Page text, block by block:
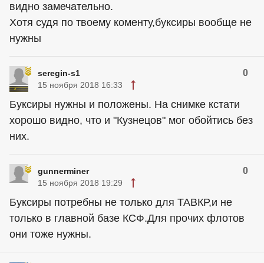
видно замечательно.
Хотя судя по твоему коменту,буксиры вообще не
нужны
seregin-s1 0
15 ноября 2018 16:33
Буксиры нужны и положены. На снимке кстати
хорошо видно, что и "Кузнецов" мог обойтись без
них.
gunnerminer 0
15 ноября 2018 19:29
Буксиры потребны не только для ТАВКР,и не
только в главной базе КСФ.Для прочих флотов
они тоже нужны.